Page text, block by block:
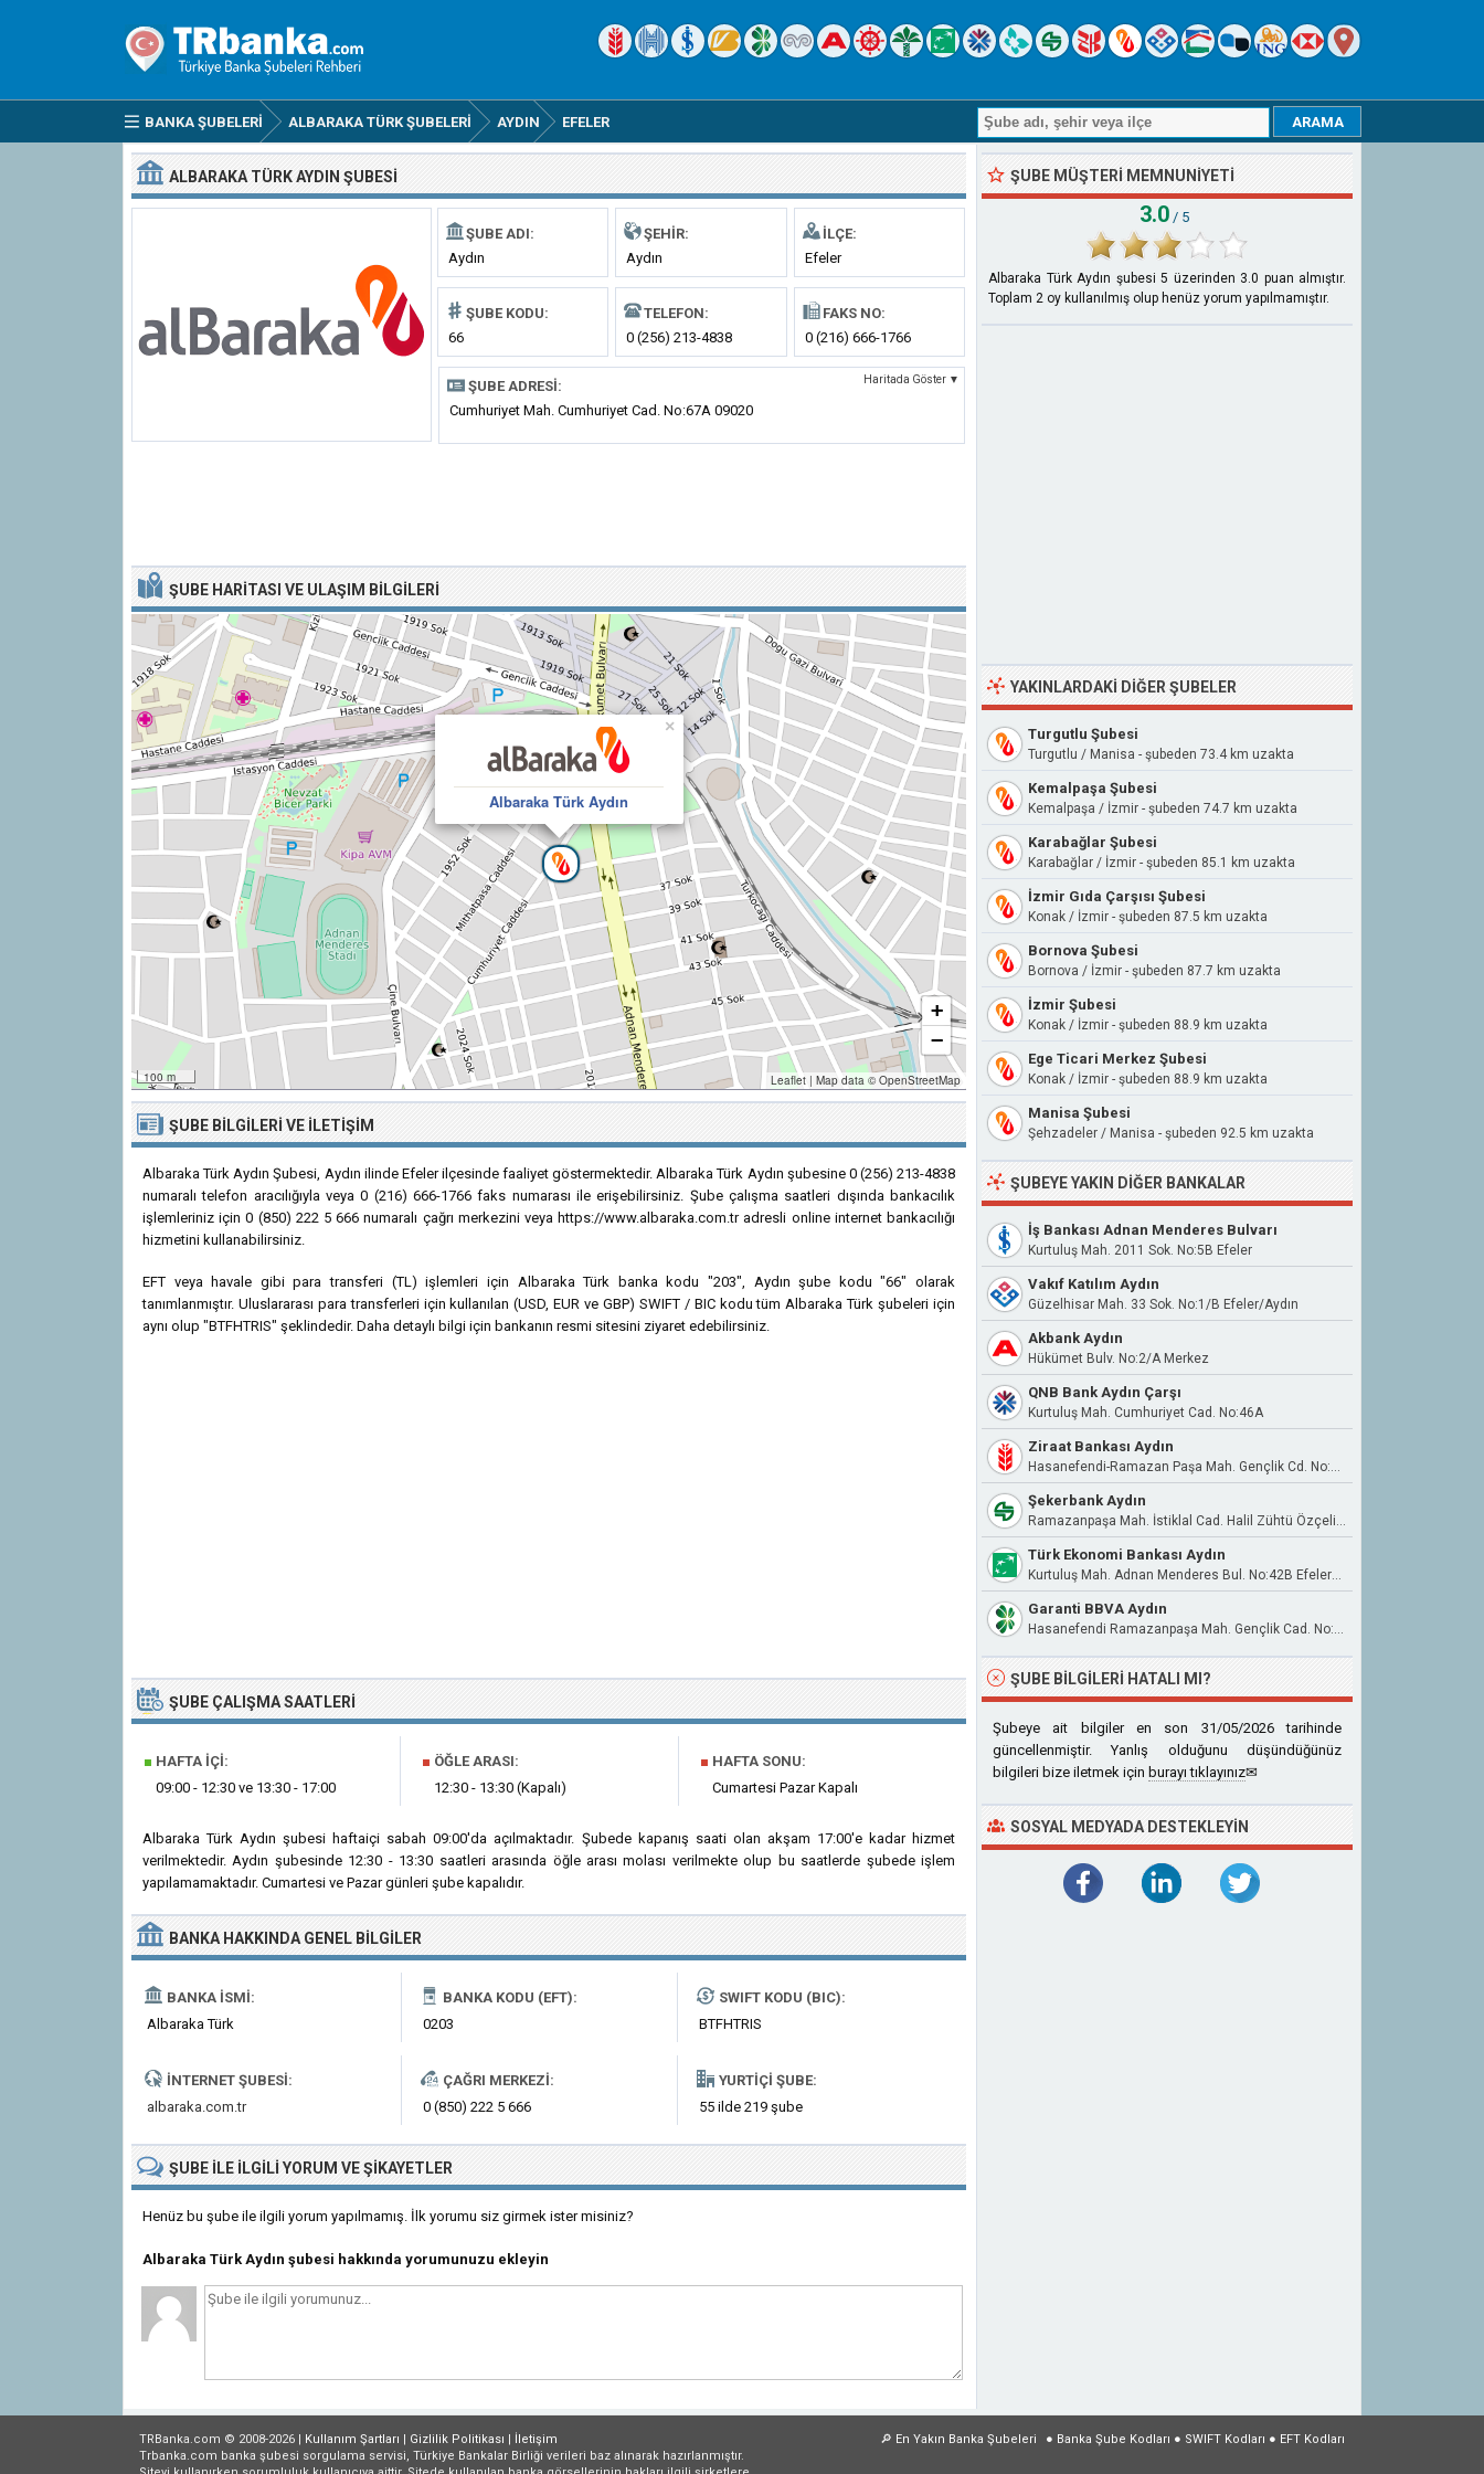
BANKA ŞUBELERI ALBARAKA TÜRK ŞUBELERI AYDIN EFELER
ALBARAKA TÜRK AYDIN ŞUBESI
ŞUBE ADI:
Aydın
ŞEHIR:
Aydın
İLÇE:
Efeler
ŞUBE KODU:
66
TELEFON:
0 (256) 213-4838
FAKS NO:
0 (216) 666-1766
ŞUBE ADRESI: Haritada Göster ▼
Cumhuriyet Mah. Cumhuriyet Cad. No:67A 09020
ŞUBE HARITASI VE ULAŞIM BILGILERI
Albaraka Türk Aydın
×
100 m
+
−
Leaflet | Map data © OpenStreetMap
ŞUBE BILGILERI VE İLETIŞIM
Albaraka Türk Aydın Şubesi, Aydın ilinde Efeler ilçesinde faaliyet göstermektedir. Albaraka Türk Aydın şubesine 0 (256) 213-4838
numaralı telefon aracılığıyla veya 0 (216) 666-1766 faks numarası ile erişebilirsiniz. Şube çalışma saatleri dışında bankacılık
işlemleriniz için 0 (850) 222 5 666 numaralı çağrı merkezini veya https://www.albaraka.com.tr adresli online internet bankacılığı
hizmetini kullanabilirsiniz.
EFT veya havale gibi para transferi (TL) işlemleri için Albaraka Türk banka kodu "203", Aydın şube kodu "66" olarak
tanımlanmıştır. Uluslararası para transferleri için kullanılan (USD, EUR ve GBP) SWIFT / BIC kodu tüm Albaraka Türk şubeleri için
aynı olup "BTFHTRIS" şeklindedir. Daha detaylı bilgi için bankanın resmi sitesini ziyaret edebilirsiniz.
ŞUBE ÇALIŞMA SAATLERI
■ HAFTA İÇI:
09:00 - 12:30 ve 13:30 - 17:00
■ ÖĞLE ARASI:
12:30 - 13:30 (Kapalı)
■ HAFTA SONU:
Cumartesi Pazar Kapalı
Albaraka Türk Aydın şubesi haftaiçi sabah 09:00'da açılmaktadır. Şubede kapanış saati olan akşam 17:00'e kadar hizmet
verilmektedir. Aydın şubesinde 12:30 - 13:30 saatleri arasında öğle arası molası verilmekte olup bu saatlerde şubede işlem
yapılamamaktadır. Cumartesi ve Pazar günleri şube kapalıdır.
BANKA HAKKINDA GENEL BILGILER
BANKA İSMI:
Albaraka Türk
BANKA KODU (EFT):
0203
SWIFT KODU (BIC):
BTFHTRIS
İNTERNET ŞUBESI:
albaraka.com.tr
ÇAĞRI MERKEZI:
0 (850) 222 5 666
YURTIÇI ŞUBE:
55 ilde 219 şube
ŞUBE ILE İLGILIYORUM VE ŞIKAYETLER
Henüz bu şube ile ilgili yorum yapılmamış. İlk yorumu siz girmek ister misiniz?
Albaraka Türk Aydın şubesi hakkında yorumunuzu ekleyin
ŞUBE MÜŞTERI MEMNUNIYETI
3.0 / 5
Albaraka Türk Aydın şubesi 5 üzerinden 3.0 puan almıştır.
Toplam 2 oy kullanılmış olup henüz yorum yapılmamıştır.
YAKINLARDAKI DIĞER ŞUBELER
Turgutlu Şubesi
Turgutlu / Manisa - şubeden 73.4 km uzakta
Kemalpaşa Şubesi
Kemalpaşa / İzmir - şubeden 74.7 km uzakta
Karabağlar Şubesi
Karabağlar / İzmir - şubeden 85.1 km uzakta
İzmir Gıda Çarşısı Şubesi
Konak / İzmir - şubeden 87.5 km uzakta
Bornova Şubesi
Bornova / İzmir - şubeden 87.7 km uzakta
İzmir Şubesi
Konak / İzmir - şubeden 88.9 km uzakta
Ege Ticari Merkez Şubesi
Konak / İzmir - şubeden 88.9 km uzakta
Manisa Şubesi
Şehzadeler / Manisa - şubeden 92.5 km uzakta
ŞUBEYE YAKIN DIĞER BANKALAR
İş Bankası Adnan Menderes Bulvarı
Kurtuluş Mah. 2011 Sok. No:5B Efeler
Vakıf Katılım Aydın
Güzelhisar Mah. 33 Sok. No:1/B Efeler/Aydın
Akbank Aydın
Hükümet Bulv. No:2/A Merkez
QNB Bank Aydın Çarşı
Kurtuluş Mah. Cumhuriyet Cad. No:46A
Ziraat Bankası Aydın
Hasanefendi-Ramazan Paşa Mah. Gençlik Cd. No:6/1 09100 Efeler Aydın
Şekerbank Aydın
Ramazanpaşa Mah. İstiklal Cad. Halil Zühtü Özçelik Apt. No:15 Aydın
Türk Ekonomi Bankası Aydın
Kurtuluş Mah. Adnan Menderes Bul. No:42B Efeler/Aydın
Garanti BBVA Aydın
Hasanefendi Ramazanpaşa Mah. Gençlik Cad. No:4/A Efeler / Aydın
ŞUBE BILGILERI HATALI MI?
Şubeye ait bilgiler en son 31/05/2026 tarihinde
güncellenmiştir. Yanlış olduğunu düşündüğünüz
bilgileri bize iletmek için burayı tıklayınız✉
SOSYAL MEDYADA DESTEKLEYIN
● Banka Şube Kodları ● SWIFT Kodları ● EFT Kodları
🔎 En Yakın Banka Şubeleri
TRBanka.com © 2008-2026 | Kullanım Şartları | Gizlilik Politikası | İletişim
Trbanka.com banka şubesi sorgulama servisi, Türkiye Bankalar Birliği verileri baz alınarak hazırlanmıştır.